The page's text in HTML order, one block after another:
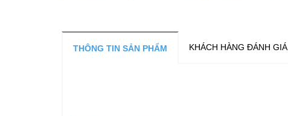
THÔNG TIN SẢN PHẨM KHÁCH HÀNG ĐÁNH GIÁ